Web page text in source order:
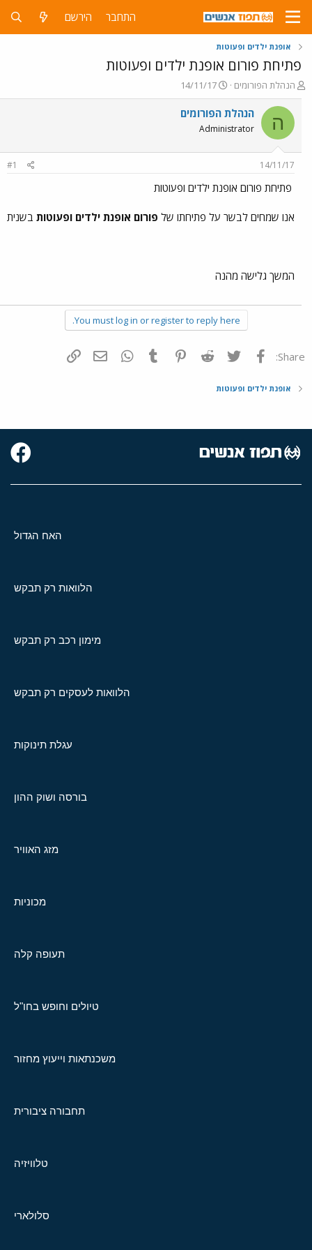
התחבר הירשם
אופנת ילדים ופעוטות
פתיחת פורום אופנת ילדים ופעוטות
פ
ו
ת
ח
ה
ש
א
הנהלת הפורומים
פ
ו
ר
ם
ר
14/11/17
ה הנהלת הפורומים
Administrator
14/11/17
#1
פתיחת פורום אופנת ילדים ופעוטות
אנו שמחים לבשר על פתיחתו של פורום אופנת ילדים ופעוטות בשנית
המשך גלישה מהנה
You must log in or register to reply here.
Share: פייסבוק Twitter
Reddit
Pinterest
Tumblr
WhatsAppדואר אלקטרוני
אופנת ילדים ופעוטות
האח הגדול
הלוואות רק תבקש
מימון רכב רק תבקש
הלוואות לעסקים רק תבקש
עגלת תינוקות
בורסה ושוק ההון
מזג האוויר
מכוניות
תעופה קלה
טיולים וחופש בחו"ל
משכנתאות וייעוץ מחזור
תחבורה ציבורית
טלוויזיה
סלולארי